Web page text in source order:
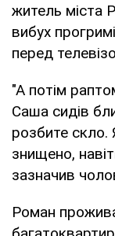
житель міста
вибух
перед
"А потім
Саша сидів
розбите скло.
знищено,
зазначив
Роман